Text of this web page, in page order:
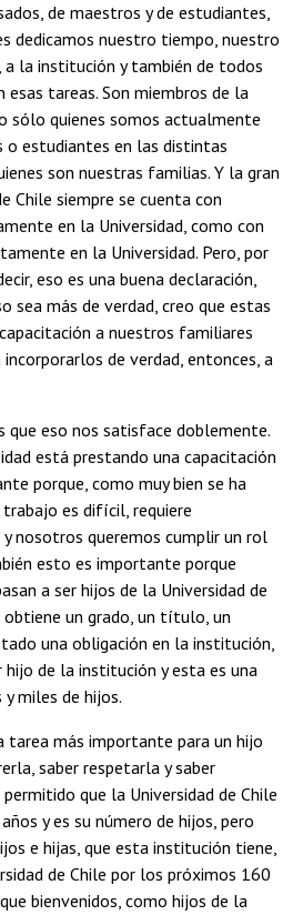
de maestros y de estudiantes,
dedicamos nuestro tiempo, nuestro
la institución y también de todos
esas tareas. Son miembros de la
sólo quienes somos actualmente
o estudiantes en las distintas
son nuestras familias. Y la gran
Chile siempre se cuenta con
en la Universidad, como con
en la Universidad. Pero, por
eso es una buena declaración,
sea más de verdad, creo que estas
a nuestros familiares
de verdad, entonces, a
que eso nos satisface doblemente.
está prestando una capacitación
porque, como muy bien se ha
es difícil, requiere
nosotros queremos cumplir un rol
esto es importante porque
a ser hijos de la Universidad de
un grado, un título, un
una obligación en la institución,
hijo de la institución y esta es una
miles de hijos.
tarea más importante para un hijo
saber respetarla y saber
que la Universidad de Chile
y es su número de hijos, pero
e hijas, que esta institución tiene,
de Chile por los próximos 160
bienvenidos, como hijos de la